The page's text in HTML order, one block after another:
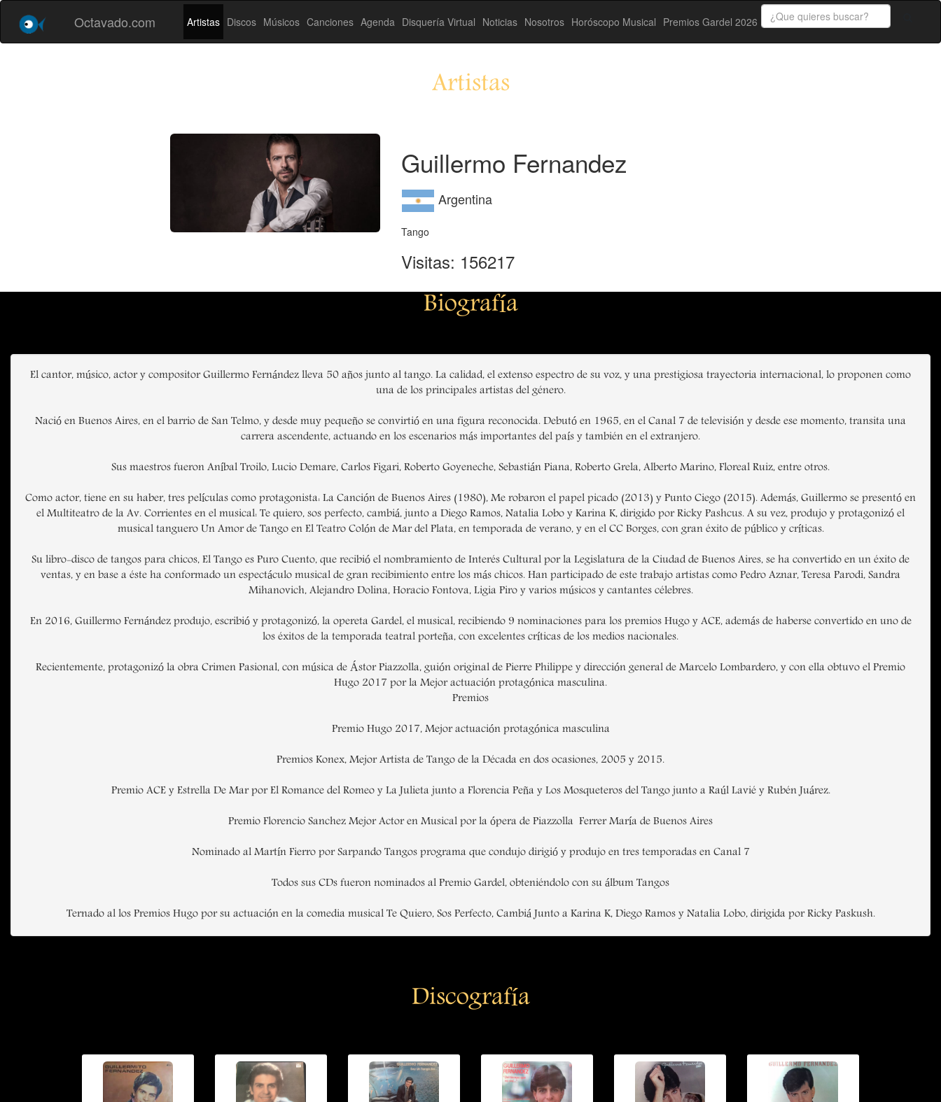
Octavado.com Artistas Discos Músicos Canciones Agenda Disquería Virtual Noticias Nosotros Horóscopo Musical Premios Gardel 2026
Artistas
Guillermo Fernandez
Argentina
Tango
Visitas: 156217
Biografía
El cantor, músico, actor y compositor Guillermo Fernández lleva 50 años junto al tango. La calidad, el extenso espectro de su voz, y una prestigiosa trayectoria internacional, lo proponen como
una de los principales artistas del género.
Nació en Buenos Aires, en el barrio de San Telmo, y desde muy pequeño se convirtió en una figura reconocida. Debutó en 1965, en el Canal 7 de televisión y desde ese momento, transita una
carrera ascendente, actuando en los escenarios más importantes del país y también en el extranjero.
Sus maestros fueron Aníbal Troilo, Lucio Demare, Carlos Figari, Roberto Goyeneche, Sebastián Piana, Roberto Grela, Alberto Marino, Floreal Ruiz, entre otros.
Como actor, tiene en su haber, tres películas como protagonista: La Canción de Buenos Aires (1980), Me robaron el papel picado (2013) y Punto Ciego (2015). Además, Guillermo se presentó en
el Multiteatro de la Av. Corrientes en el musical: Te quiero, sos perfecto, cambiá, junto a Diego Ramos, Natalia Lobo y Karina K, dirigido por Ricky Pashcus. A su vez, produjo y protagonizó el
musical tanguero Un Amor de Tango en El Teatro Colón de Mar del Plata, en temporada de verano, y en el CC Borges, con gran éxito de público y críticas.
Su libro-disco de tangos para chicos, El Tango es Puro Cuento, que recibió el nombramiento de Interés Cultural por la Legislatura de la Ciudad de Buenos Aires, se ha convertido en un éxito de
ventas, y en base a éste ha conformado un espectáculo musical de gran recibimiento entre los más chicos. Han participado de este trabajo artistas como Pedro Aznar, Teresa Parodi, Sandra
Mihanovich, Alejandro Dolina, Horacio Fontova, Ligia Piro y varios músicos y cantantes célebres.
En 2016, Guillermo Fernández produjo, escribió y protagonizó, la opereta Gardel, el musical, recibiendo 9 nominaciones para los premios Hugo y ACE, además de haberse convertido en uno de
los éxitos de la temporada teatral porteña, con excelentes críticas de los medios nacionales.
Recientemente, protagonizó la obra Crimen Pasional, con música de Ástor Piazzolla, guión original de Pierre Philippe y dirección general de Marcelo Lombardero, y con ella obtuvo el Premio
Hugo 2017 por la Mejor actuación protagónica masculina.
Premios
Premio Hugo 2017, Mejor actuación protagónica masculina
Premios Konex, Mejor Artista de Tango de la Década en dos ocasiones, 2005 y 2015.
Premio ACE y Estrella De Mar por El Romance del Romeo y La Julieta junto a Florencia Peña y Los Mosqueteros del Tango junto a Raúl Lavié y Rubén Juárez.
Premio Florencio Sanchez Mejor Actor en Musical por la ópera de Piazzolla  Ferrer María de Buenos Aires
Nominado al Martín Fierro por Sarpando Tangos programa que condujo dirigió y produjo en tres temporadas en Canal 7
Todos sus CDs fueron nominados al Premio Gardel, obteniéndolo con su álbum Tangos
Ternado al los Premios Hugo por su actuación en la comedia musical Te Quiero, Sos Perfecto, Cambiá Junto a Karina K, Diego Ramos y Natalia Lobo, dirigida por Ricky Paskush.
Discografía